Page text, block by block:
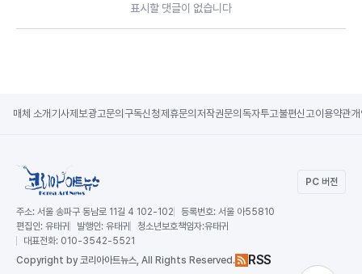
표시할 댓글이 없습니다
매체 소개 기사제보광고문의 구독신청제휴문의 저작권문의 독자투고불편신고이용약관
PC 버전
주소: 서울 송파구 동남로 11길 4 102-102 등록번호: 서울 아55810
편집인: 유태귀 발행인: 유태귀 청소년보호책임자:유태귀
대표전화: 010-3542-5521
Copyright by 코리아아트뉴스, All Rights Reserved. RSS